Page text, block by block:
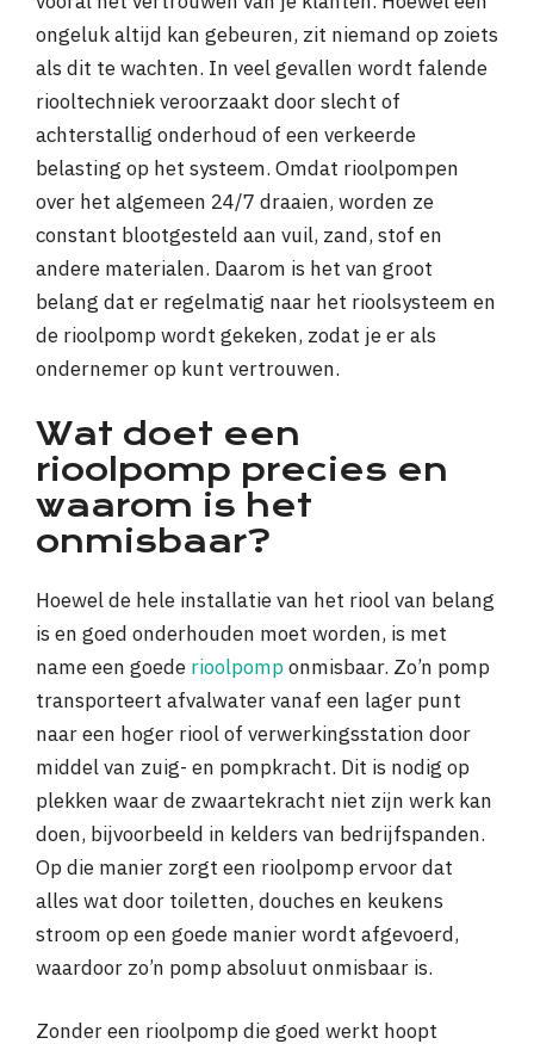
ongeluk altijd kan gebeuren, zit niemand op zoiets
als dit te wachten. In veel gevallen wordt falende
riooltechniek veroorzaakt door slecht of
achterstallig onderhoud of een verkeerde
belasting op het systeem. Omdat rioolpompen
over het algemeen 24/7 draaien, worden ze
constant blootgesteld aan vuil, zand, stof en
andere materialen. Daarom is het van groot
belang dat er regelmatig naar het rioolsysteem en
de rioolpomp wordt gekeken, zodat je er als
ondernemer op kunt vertrouwen.
Wat doet een
rioolpomp precies en
waarom is het
onmisbaar?
Hoewel de hele installatie van het riool van belang
is en goed onderhouden moet worden, is met
name een goede rioolpomponmisbaar. Zo’n pomp
transporteert afvalwater vanaf een lager punt
naar een hoger riool of verwerkingsstation door
middel van zuig- en pompkracht. Dit is nodig op
plekken waar de zwaartekracht niet zijn werk kan
doen, bijvoorbeeld in kelders van bedrijfspanden.
Op die manier zorgt een rioolpomp ervoor dat
alles wat door toiletten, douches en keukens
stroom op een goede manier wordt afgevoerd,
waardoor zo’n pomp absoluut onmisbaar is.
Zonder een rioolpomp die goed werkt hoopt